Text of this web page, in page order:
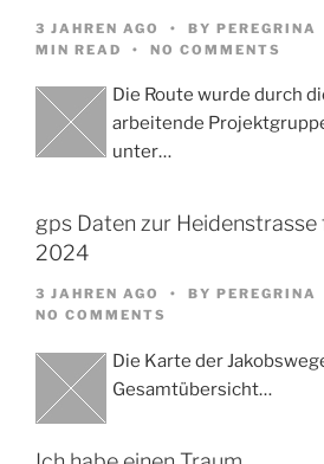
3 JAHREN AGO BY PEREGRINA
MIN READ
NO COMMENTS
Die Route wurde durch
arbeitende
unter…
gps Daten zur
2024
3 JAHREN AGO BY PEREGRINA
NO COMMENTS
Die Karte der
Gesamtübersicht…